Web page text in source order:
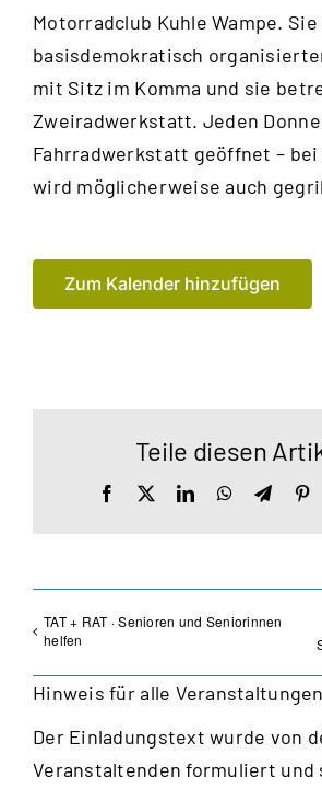
Motorradclub Kuhle Wampe.
basisdemokratisch
mit Sitz im Komma und sie
Zweiradwerkstatt. Jeden
Fahrradwerkstatt geöffnet –
wird möglicherweise auch
Zum Kalender hinzufügen
Teile diesen
Facebook LinkedInWhatsApp
TAT + RAT · Senioren und Seniorinnen
helfen
Hinweis für alle
Der Einladungstext wurde von
Veranstaltenden formuliert